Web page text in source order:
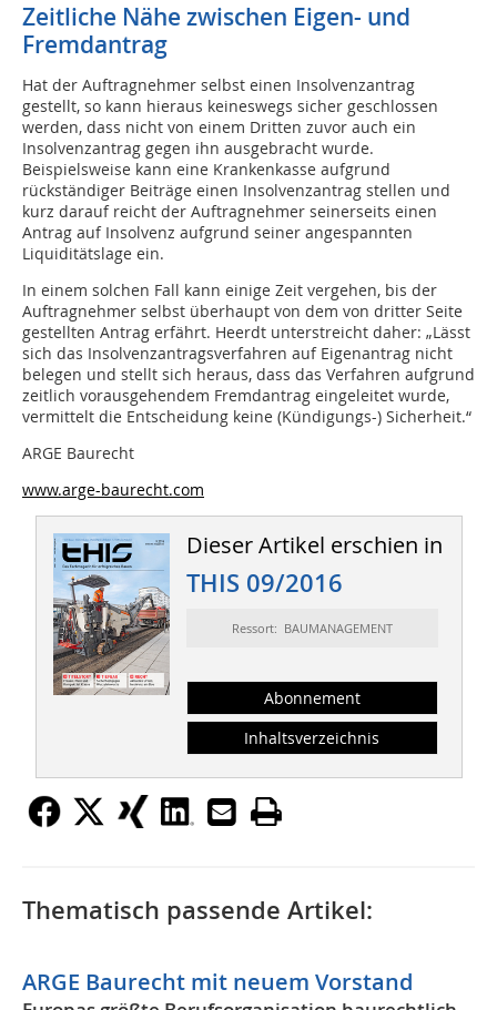
Zeitliche Nähe zwischen Eigen- und
Fremdantrag
Hat der Auftragnehmer selbst einen Insolvenzantrag
gestellt, so kann hieraus keineswegs sicher geschlossen
werden, dass nicht von einem Dritten zuvor auch ein
Insolvenzantrag gegen ihn ausgebracht wurde.
Beispielsweise kann eine Krankenkasse aufgrund
rückständiger Beiträge einen Insolvenzantrag stellen und
kurz darauf reicht der Auftragnehmer seinerseits einen
Antrag auf Insolvenz aufgrund seiner angespannten
Liquiditätslage ein.
In einem solchen Fall kann einige Zeit vergehen, bis der
Auftragnehmer selbst überhaupt von dem von dritter Seite
gestellten Antrag erfährt. Heerdt unterstreicht daher: „Lässt
sich das Insolvenzantragsverfahren auf Eigenantrag nicht
belegen und stellt sich heraus, dass das Verfahren aufgrund
zeitlich vorausgehendem Fremdantrag eingeleitet wurde,
vermittelt die Entscheidung keine (Kündigungs-) Sicherheit.“
ARGE Baurecht
www.arge-baurecht.com
Dieser Artikel erschien in
THIS 09/2016
Ressort: BAUMANAGEMENT
Abonnement
Inhaltsverzeichnis
Thematisch passende Artikel:
ARGE Baurecht mit neuem Vorstand